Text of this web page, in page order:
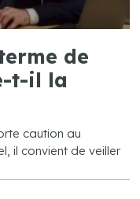
de
t-il la
caution au
il convient de veiller